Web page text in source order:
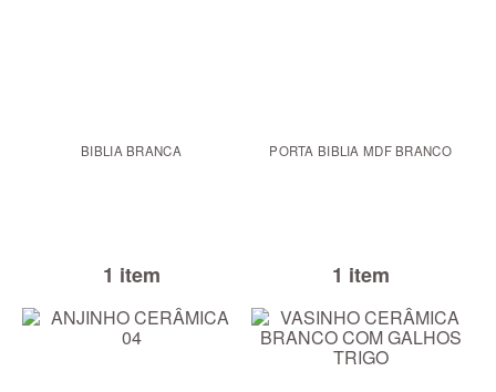
BIBLIA BRANCA
1 item
PORTA BIBLIA MDF BRANCO
1 item